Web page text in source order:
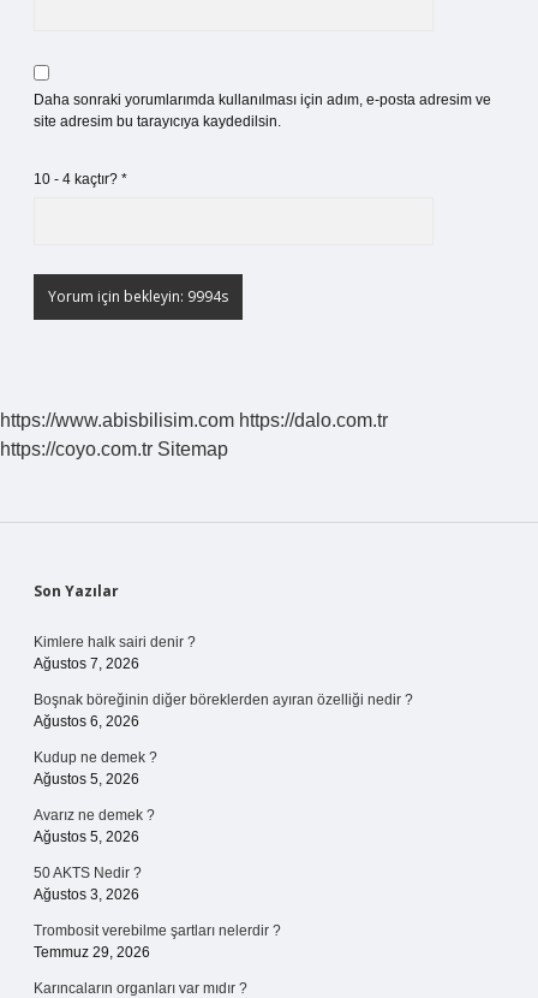
Daha sonraki yorumlarımda kullanılması için adım, e-posta adresim ve
site adresim bu tarayıcıya kaydedilsin.
10 - 4 kaçtır? *
https://www.abisbilisim.com https://dalo.com.tr
https://coyo.com.tr Sitemap
Sidebar
Son Yazılar
Kimlere halk sairi denir ?
Ağustos 7, 2026
Boşnak böreğinin diğer böreklerden ayıran özelliği nedir ?
Ağustos 6, 2026
Kudup ne demek ?
Ağustos 5, 2026
Avarız ne demek ?
Ağustos 5, 2026
50 AKTS Nedir ?
Ağustos 3, 2026
Trombosit verebilme şartları nelerdir ?
Temmuz 29, 2026
Karıncaların organları var mıdır ?